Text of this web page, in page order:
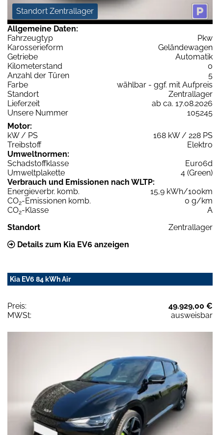
Standort Zentrallager
Allgemeine Daten:
Fahrzeugtyp
Pkw
Karosserieform
Geländewagen
Getriebe
Automatik
Kilometerstand
0
Anzahl der Türen
5
Farbe
wählbar - ggf. mit Aufpreis
Standort
Zentrallager
Lieferzeit
ab ca. 17.08.2026
Unsere Nummer
105245
Motor:
kW / PS
168 kW / 228 PS
Treibstoff
Elektro
Umweltnormen:
Schadstoffklasse
Euro6d
Umweltplakette
4 (Green)
Verbrauch und Emissionen nach WLTP:
Energieverbr. komb.
15,9 kWh/100km
CO2-Emissionen komb.
0 g/km
CO2-Klasse
A
Standort
Zentrallager
Details zum Kia EV6 anzeigen
Kia EV6 84 kWh Air
Preis:
49.929,00 €
MWSt:
ausweisbar